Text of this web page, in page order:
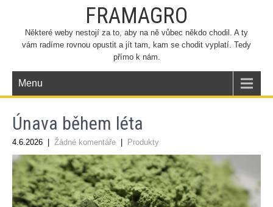
FRAMAGRO
Některé weby nestojí za to, aby na ně vůbec někdo chodil. A ty
vám radíme rovnou opustit a jít tam, kam se chodit vyplatí. Tedy
přímo k nám.
Menu
Únava během léta
4.6.2026 Žádné komentáře Produkty